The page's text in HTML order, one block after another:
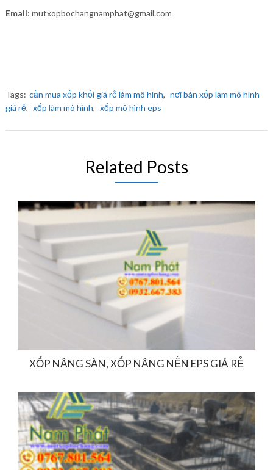
Email: mutxopbochangnamphat@gmail.com
Tags: cần mua xốp khối giá rẻ làm mô hình, nơi bán xốp làm mô hình
giá rẻ, xốp làm mô hình, xốp mô hình eps
Related Posts
XỐP NÂNG SÀN, XỐP NÂNG NỀN EPS GIÁ RẺ